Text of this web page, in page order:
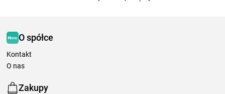
O spółce
Kontakt
O nas
Zakupy